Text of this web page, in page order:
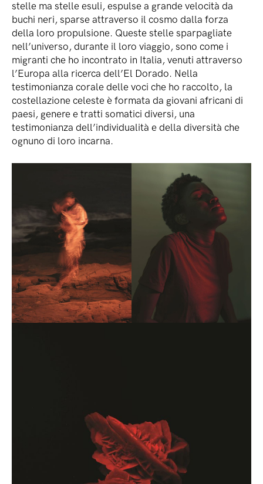
stelle ma stelle esuli, espulse a grande velocità da
buchi neri, sparse attraverso il cosmo dalla forza
della loro propulsione. Queste stelle sparpagliate
nell’universo, durante il loro viaggio, sono come i
migranti che ho incontrato in Italia, venuti attraverso
l’Europa alla ricerca dell’El Dorado. Nella
testimonianza corale delle voci che ho raccolto, la
costellazione celeste è formata da giovani africani di
paesi, genere e tratti somatici diversi, una
testimonianza dell’individualità e della diversità che
ognuno di loro incarna.